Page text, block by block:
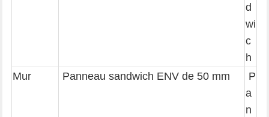
d
wi
c
h
Mur
Panneau sandwich ENV de 50 mm
P
a
n